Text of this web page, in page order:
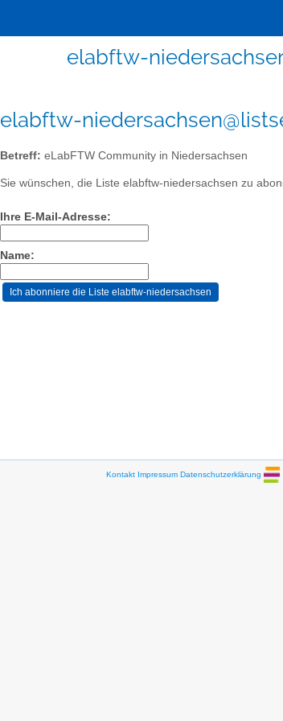
elabftw-
elabftw-
Betreff: eLabFTW Community in Niedersachsen
Sie wünschen, die Liste elabftw-niedersachsen zu
Ihre E-Mail-Adresse:
Name:
Kontakt Impressum Datenschutzerklärung